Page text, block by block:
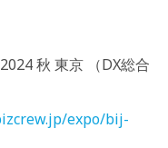
秋 東京 （DX総合
expo/bij-